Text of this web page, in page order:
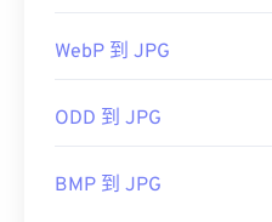
WebP 到 JPG
ODD 到 JPG
BMP 到 JPG